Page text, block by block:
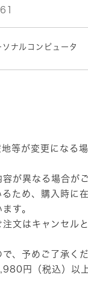
ソナルコンピュータ
等が変更になる
が異なる場合が
ため、購入時に
す。
文はキャンセル
、予めご了承くだ
円（税込）以